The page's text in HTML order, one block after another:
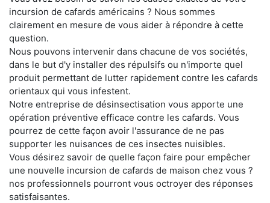
incursion de cafards américains ? Nous sommes
clairement en mesure de vous aider à répondre à cette
question.
Nous pouvons intervenir dans chacune de vos sociétés,
dans le but d'y installer des répulsifs ou n'importe quel
produit permettant de lutter rapidement contre les cafards
orientaux qui vous infestent.
Notre entreprise de désinsectisation vous apporte une
opération préventive efficace contre les cafards. Vous
pourrez de cette façon avoir l'assurance de ne pas
supporter les nuisances de ces insectes nuisibles.
Vous désirez savoir de quelle façon faire pour empêcher
une nouvelle incursion de cafards de maison chez vous ?
nos professionnels pourront vous octroyer des réponses
satisfaisantes.